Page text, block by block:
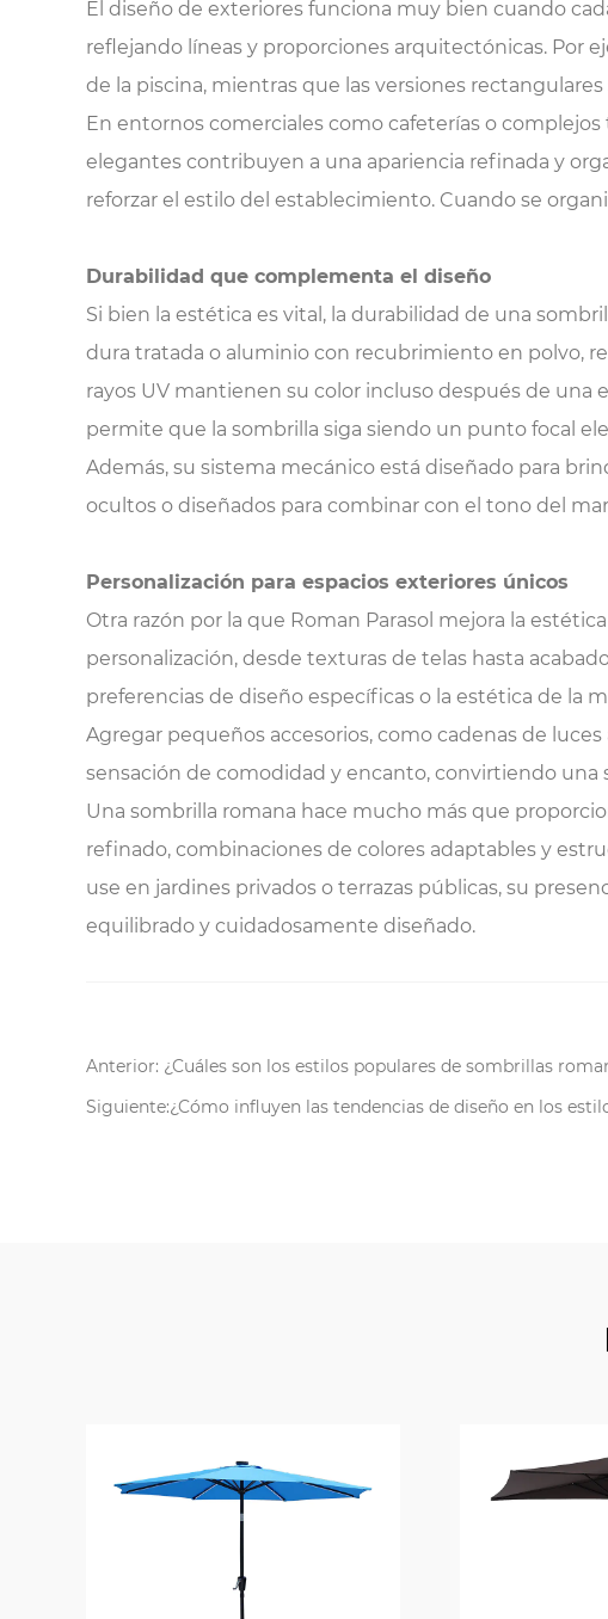
El diseño de exteriores funciona muy bien cuando
reflejando líneas y proporciones arquitectónicas. Por
de la piscina, mientras que las versiones
En entornos comerciales como cafeterías o
elegantes contribuyen a una apariencia refinada y
reforzar el estilo del establecimiento. Cuando se
Durabilidad que complementa el diseño
Si bien la estética es vital, la durabilidad de una
dura tratada o aluminio con recubrimiento en polvo,
rayos UV mantienen su color incluso después de una
permite que la sombrilla siga siendo un punto focal
Además, su sistema mecánico está diseñado para
ocultos o diseñados para combinar con el tono del
Personalización para espacios exteriores únicos
Otra razón por la que Roman Parasol mejora la
personalización, desde texturas de telas hasta
preferencias de diseño específicas o la estética de la
Agregar pequeños accesorios, como cadenas de
sensación de comodidad y encanto, convirtiendo
Una sombrilla romana hace mucho más que
refinado, combinaciones de colores adaptables y
use en jardines privados o terrazas públicas, su
equilibrado y cuidadosamente diseñado.
Anterior: ¿Cuáles son los estilos populares de sombrillas
Siguiente:¿Cómo influyen las tendencias de diseño en los